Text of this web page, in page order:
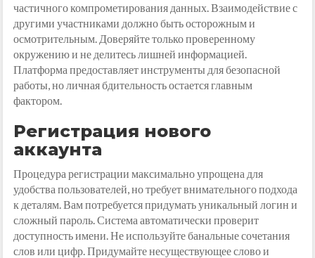
частичного компрометирования данных. Взаимодействие с
другими участниками должно быть осторожным и
осмотрительным. Доверяйте только проверенному
окружению и не делитесь лишней информацией.
Платформа предоставляет инструменты для безопасной
работы, но личная бдительность остается главным
фактором.
Регистрация нового
аккаунта
Процедура регистрации максимально упрощена для
удобства пользователей, но требует внимательного подхода
к деталям. Вам потребуется придумать уникальный логин и
сложный пароль. Система автоматически проверит
доступность имени. Не используйте банальные сочетания
слов или цифр. Придумайте несуществующее слово и